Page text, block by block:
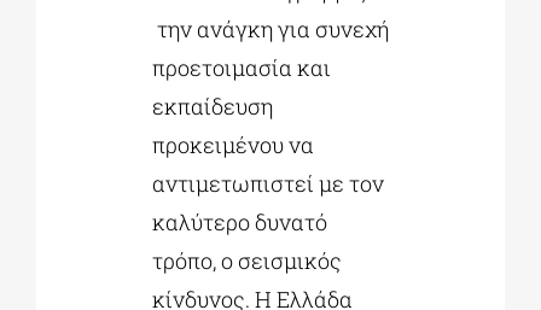
την ανάγκη για συνεχή
προετοιμασία και
εκπαίδευση
προκειμένου να
αντιμετωπιστεί με τον
καλύτερο δυνατό
τρόπο, ο σεισμικός
κίνδυνος. Η Ελλάδα